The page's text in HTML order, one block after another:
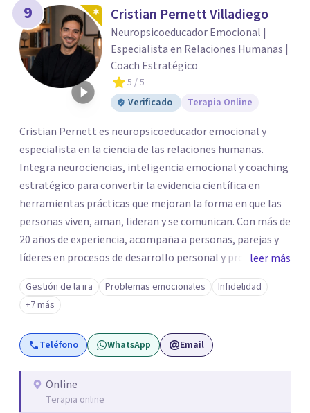
9 Cristian Pernett Villadiego
Neuropsicoeducador Emocional |
Especialista en Relaciones Humanas |
Coach Estratégico
5 / 5
Verificado
Terapia Online
Cristian Pernett es neuropsicoeducador emocional y
especialista en la ciencia de las relaciones humanas.
Integra neurociencias, inteligencia emocional y coaching
estratégico para convertir la evidencia científica en
herramientas prácticas que mejoran la forma en que las
personas viven, aman, lideran y se comunican. Con más de
20 años de experiencia, acompaña a personas, parejas y
líderes en procesos de desarrollo personal y profesional.
Su trabajo se centra en la regulación emocional, las
relaciones de pareja, la comunicación efectiva y el
liderazgo consciente. Su metodología combina
psicología contemporánea, neurociencias y estrategias
de cambio basadas en evidencia para fortalecer la
promover cambios sostenibles. Como divulgador
científico, acerca la psicología y las neurociencias a la vida
leer más
Gestión de la ira Problemas emocionales
Infidelidad
+7 más
Teléfono WhatsApp Email
Online
Terapia online